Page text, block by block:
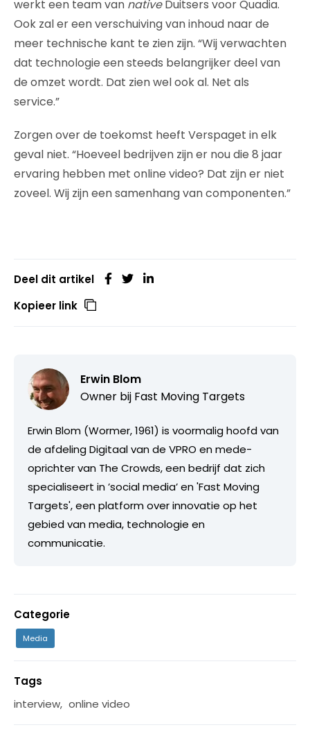
werkt een team van nativeDuitsers voor Quadia.
Ook zal er een verschuiving van inhoud naar de
meer technische kant te zien zijn. “Wij verwachten
dat technologie een steeds belangrijker deel van
de omzet wordt. Dat zien wel ook al. Net als
service.”
Zorgen over de toekomst heeft Verspaget in elk
geval niet. “Hoeveel bedrijven zijn er nou die 8 jaar
ervaring hebben met online video? Dat zijn er niet
zoveel. Wij zijn een samenhang van componenten.”
Deel dit artikel
Kopieer link
Erwin Blom
Owner bij Fast Moving Targets
Erwin Blom (Wormer, 1961) is voormalig hoofd van
de afdeling Digitaal van de VPRO en mede-
oprichter van The Crowds, een bedrijf dat zich
specialiseert in ’social media’ en 'Fast Moving
Targets', een platform over innovatie op het
gebied van media, technologie en
communicatie.
Categorie
Media
Tags
interview, online video